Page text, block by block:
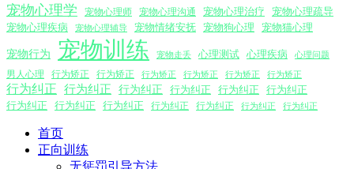
宠物心理学 宠物心理师 宠物心理沟通 宠物心理治疗
宠物心理疏导
宠物心理疾病
宠物心理辅导 宠物情绪安抚 宠物狗心理 宠物猫心理
宠物行为 宠物训练 宠物走丢 心理测试 心理疾病 心理问题
男人心理 行为矫正 行为矫正 行为矫正 行为矫正 行为矫正 行为矫正
行为纠正 行为纠正 行为纠正 行为纠正 行为纠正
行为纠正
行为纠正
行为纠正 行为纠正 行为纠正 行为纠正 行为纠正 行为纠正
首页
正向训练
无惩罚引导方法